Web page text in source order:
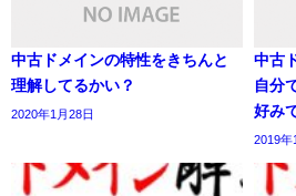
中古ドメインの特性をきちんと
理解してるかい？
2020年1月28日
中古
自分
好み
2019年